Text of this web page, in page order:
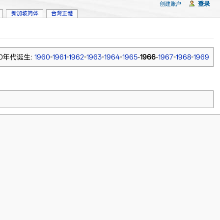
年代诞生: 1960-1961-1962-1963-1964-1965-1966-1967-1968-1969
新加坡简体 台灣正體
创建账户 登录